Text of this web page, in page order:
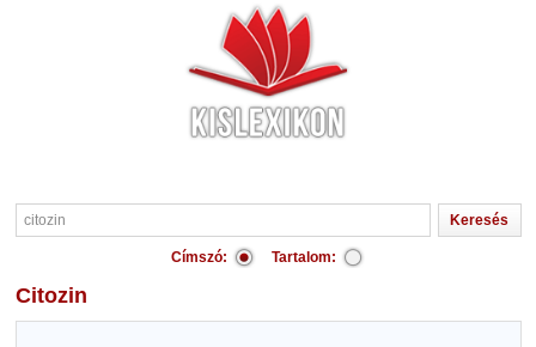
Címszó: Tartalom:
citozin